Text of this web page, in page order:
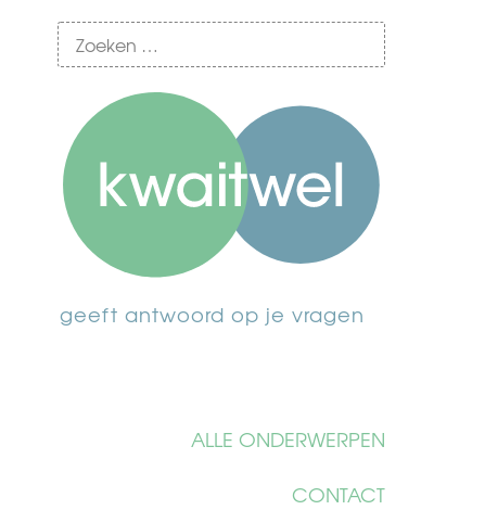
geeft antwoord op je vragen
ALLE ONDERWERPEN
CONTACT